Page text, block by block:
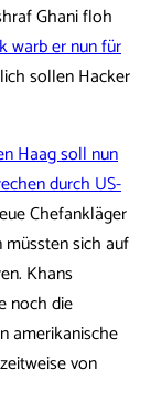
Ghani floh
warb er nun für
sollen Hacker
Haag soll nun
durch US-
Chefankläger
müssten sich auf
Khans
noch die
amerikanische
von